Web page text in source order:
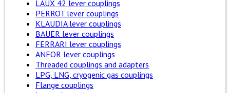
LAUX 42 lever couplings
PERROT lever couplings
KLAUDIA lever couplings
BAUER lever couplings
FERRARI lever couplings
ANFOR lever couplings
Threaded couplings and adapters
LPG, LNG, cryogenic gas couplings
Flange couplings